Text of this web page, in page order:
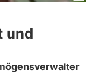
und